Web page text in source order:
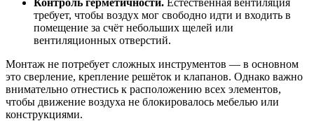
требует, чтобы воздух мог свободно идти и входить в
помещение за счёт небольших щелей или
вентиляционных отверстий.
Монтаж не потребует сложных инструментов — в основном
это сверление, крепление решёток и клапанов. Однако важно
внимательно отнестись к расположению всех элементов,
чтобы движение воздуха не блокировалось мебелью или
конструкциями.